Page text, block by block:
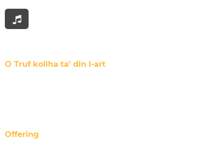
O Truf kollha ta’ din l-art
Offering